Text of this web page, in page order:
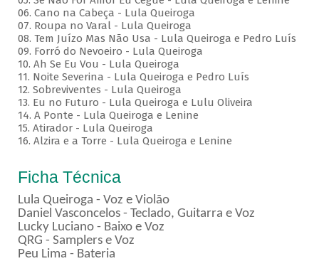
06. Cano na Cabeça - Lula Queiroga
07. Roupa no Varal - Lula Queiroga
08. Tem Juízo Mas Não Usa - Lula Queiroga e Pedro Luís
09. Forró do Nevoeiro - Lula Queiroga
10. Ah Se Eu Vou - Lula Queiroga
11. Noite Severina - Lula Queiroga e Pedro Luís
12. Sobreviventes - Lula Queiroga
13. Eu no Futuro - Lula Queiroga e Lulu Oliveira
14. A Ponte - Lula Queiroga e Lenine
15. Atirador - Lula Queiroga
16. Alzira e a Torre - Lula Queiroga e Lenine
Ficha Técnica
Lula Queiroga - Voz e Violão
Daniel Vasconcelos - Teclado, Guitarra e Voz
Lucky Luciano - Baixo e Voz
QRG - Samplers e Voz
Peu Lima - Bateria